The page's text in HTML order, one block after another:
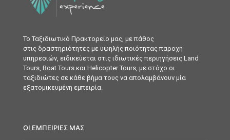
Το Ταξιδιωτικό Πρακτορείο μας, με πάθος
στις δραστηριότητες με υψηλής ποιότητας παροχή
υπηρεσιών, ειδικεύεται στις ιδιωτικές περιηγήσεις Land
Tours, Boat Tours και Helicopter Tours, με στόχο οι
ταξιδιώτες σε κάθε βήμα τους να απολαμβάνουν μία
εξατομικευμένη εμπειρία.
ΟΙ ΕΜΠΕΙΡΙΕΣ ΜΑΣ